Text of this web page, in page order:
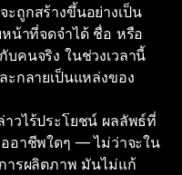
ถูกสร้างขึ้นอย่างเป็น
น้าที่จดจำได้ ชื่อ หรือ
คนจริง ในช่วงเวลานี้
ะกลายเป็นแหล่งของ
วไร้ประโยชน์ ผลลัพธ์ที่
อาชีพใดๆ — ไม่ว่าจะใน
ารผลิตภาพ มันไม่แก้